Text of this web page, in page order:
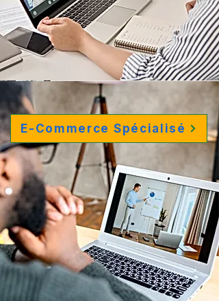
E-Commerce Spécialisé